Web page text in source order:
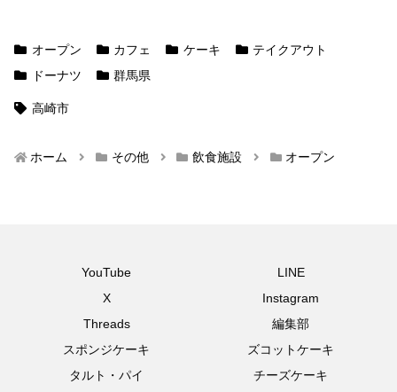
オープン カフェ ケーキ
テイクアウト
ドーナツ
群馬県
高崎市
ホーム その他 飲食施設 オープン
YouTube
LINE
X
Instagram
Threads
編集部
スポンジケーキ
ズコットケーキ
タルト・パイ
チーズケーキ